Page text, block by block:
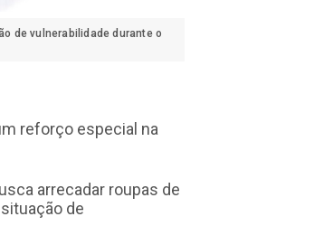
de vulnerabilidade durante o
reforço especial na
arrecadar roupas de
de